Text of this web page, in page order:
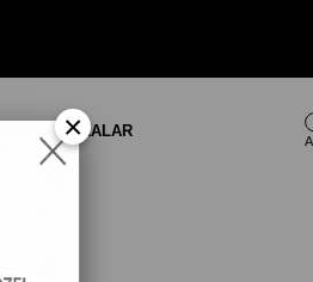
MARKALAR
×